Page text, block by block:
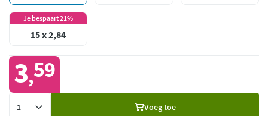
Je bespaart 21%
15 x 2,84
3,59
Voeg toe